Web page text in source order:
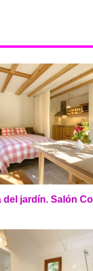
del jardín. Salón